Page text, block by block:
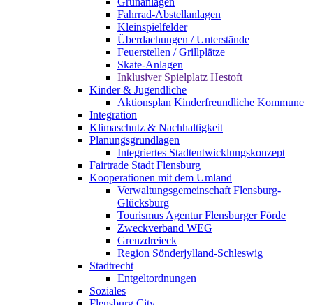
Fahrrad-Abstellanlagen
Kleinspielfelder
Überdachungen / Unterstände
Feuerstellen / Grillplätze
Skate-Anlagen
Inklusiver Spielplatz Hestoft
Kinder & Jugendliche
Aktionsplan Kinderfreundliche Kommune
Integration
Klimaschutz & Nachhaltigkeit
Planungsgrundlagen
Integriertes Stadtentwicklungskonzept
Fairtrade Stadt Flensburg
Kooperationen mit dem Umland
Verwaltungsgemeinschaft Flensburg-
Glücksburg
Tourismus Agentur Flensburger Förde
Zweckverband WEG
Grenzdreieck
Region Sönderjylland-Schleswig
Stadtrecht
Entgeltordnungen
Soziales